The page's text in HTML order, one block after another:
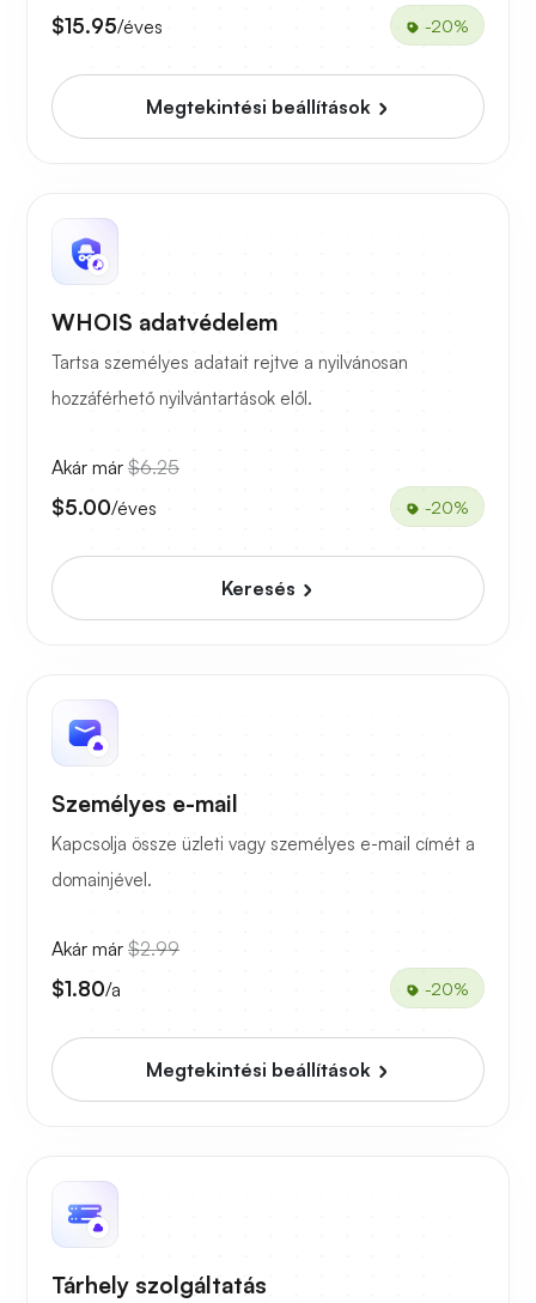
$15.95/éves -20%
Megtekintési beállítások
WHOIS adatvédelem
Tartsa személyes adatait rejtve a nyilvánosan
hozzáférhető nyilvántartások elől.
Akár már $6.25
$5.00/éves -20%
Keresés
Személyes e-mail
Kapcsolja össze üzleti vagy személyes e-mail címét a
domainjével.
Akár már $2.99
$1.80/a -20%
Megtekintési beállítások
Tárhely szolgáltatás